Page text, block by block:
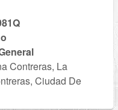
Contreras, La
Ciudad De